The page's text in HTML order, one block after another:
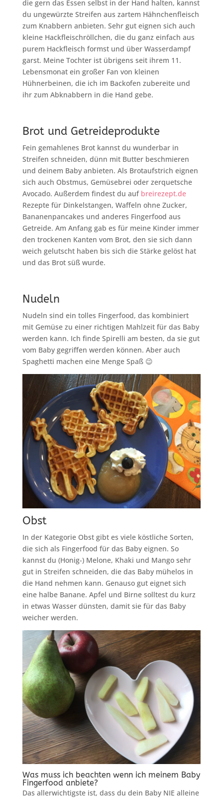
die gern das Essen selbst in der Hand halten, kannst
du ungewürzte Streifen aus zartem Hähnchenfleisch
zum Knabbern anbieten. Sehr gut eignen sich auch
kleine Hackfleischröllchen, die du ganz einfach aus
purem Hackfleisch formst und über Wasserdampf
garst. Meine Tochter ist übrigens seit ihrem 11.
Lebensmonat ein großer Fan von kleinen
Hühnerbeinen, die ich im Backofen zubereite und
ihr zum Abknabbern in die Hand gebe.
Brot und Getreideprodukte
Fein gemahlenes Brot kannst du wunderbar in
Streifen schneiden, dünn mit Butter beschmieren
und deinem Baby anbieten. Als Brotaufstrich eignen
sich auch Obstmus, Gemüsebrei oder zerquetsche
Avocado. Außerdem findest du auf breirezept.de
Rezepte für Dinkelstangen, Waffeln ohne Zucker,
Bananenpancakes und anderes Fingerfood aus
Getreide. Am Anfang gab es für meine Kinder immer
den trockenen Kanten vom Brot, den sie sich dann
weich gelutscht haben bis sich die Stärke gelöst hat
und das Brot süß wurde.
Nudeln
Nudeln sind ein tolles Fingerfood, das kombiniert
mit Gemüse zu einer richtigen Mahlzeit für das Baby
werden kann. Ich finde Spirelli am besten, da sie gut
vom Baby gegriffen werden können. Aber auch
Spaghetti machen eine Menge Spaß 😉
Obst
In der Kategorie Obst gibt es viele köstliche Sorten,
die sich als Fingerfood für das Baby eignen. So
kannst du (Honig-) Melone, Khaki und Mango sehr
gut in Streifen schneiden, die das Baby mühelos in
die Hand nehmen kann. Genauso gut eignet sich
eine halbe Banane. Apfel und Birne solltest du kurz
in etwas Wasser dünsten, damit sie für das Baby
weicher werden.
Was muss ich beachten wenn ich meinem Baby
Fingerfood anbiete?
Das allerwichtigste ist, dass du dein Baby NIE alleine